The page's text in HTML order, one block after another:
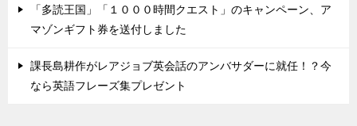
「多読王国」「１０００時間クエスト」のキャンペーン、ア
マゾンギフト券を送付しました
課長島耕作がレアジョブ英会話のアンバサダーに就任！？今
なら英語フレーズ集プレゼント